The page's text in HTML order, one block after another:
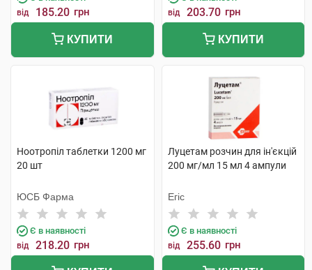
від 185.20 грн
КУПИТИ
від 203.70 грн
КУПИТИ
Ноотропіл таблетки 1200 мг
20 шт
ЮСБ Фарма
Є в наявності
від 218.20 грн
Луцетам розчин для ін'єкцій
200 мг/мл 15 мл 4 ампули
Егіс
Є в наявності
від 255.60 грн